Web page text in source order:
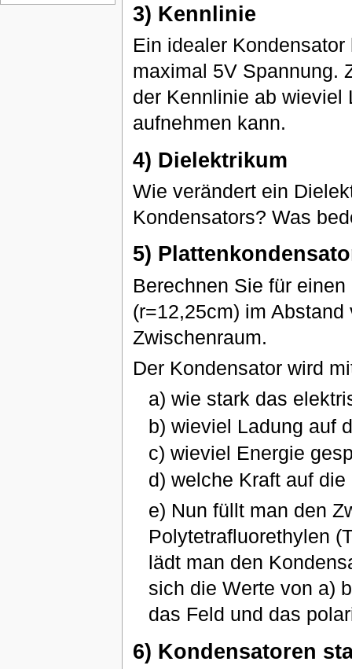
3) Kennlinie
Ein idealer
maximal 5V Spannung.
der Kennlinie ab wieviel
aufnehmen kann.
4) Dielektrikum
Wie verändert ein
Kondensators? Was
5)
Berechnen Sie für
(r=12,25cm) im
Zwischenraum.
Der Kondensator wird
a) wie stark das
b) wieviel Ladung auf
c) wieviel Energie
d) welche Kraft auf
e) Nun füllt man den
Polytetrafluorethylen
lädt man den
sich die Werte von a)
das Feld und das
6) Kondensatoren